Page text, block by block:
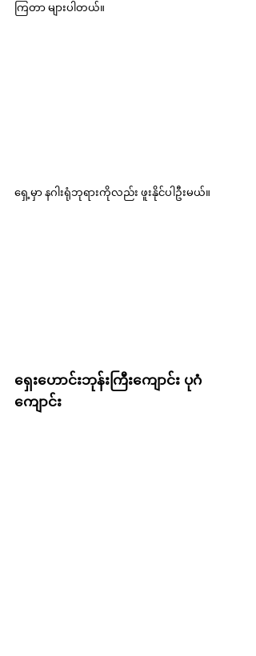
ကြတာ များပါတယ်။
ရှေ့မှာ နဂါးရုံဘုရားကိုလည်း ဖူးနိုင်ပါဦးမယ်။
ရှေးဟောင်းဘုန်းကြီးကျောင်း ပုဂံ
ကျောင်း